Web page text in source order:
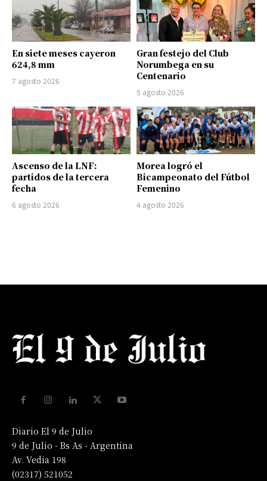
En siete meses cayeron
624,8 mm
7 agosto 2026
Gran festejo del Club
Norumbega en su
Centenario
5 agosto 2026
Ascenso de la LNF:
partidos de la tercera
fecha
6 agosto 2026
Morea logró el
Bicampeonato del Fútbol
Femenino
4 agosto 2026
Diario El 9 de Julio
9 de Julio - Bs As - Argentina
Av. Vedia 198
(02317) 521052